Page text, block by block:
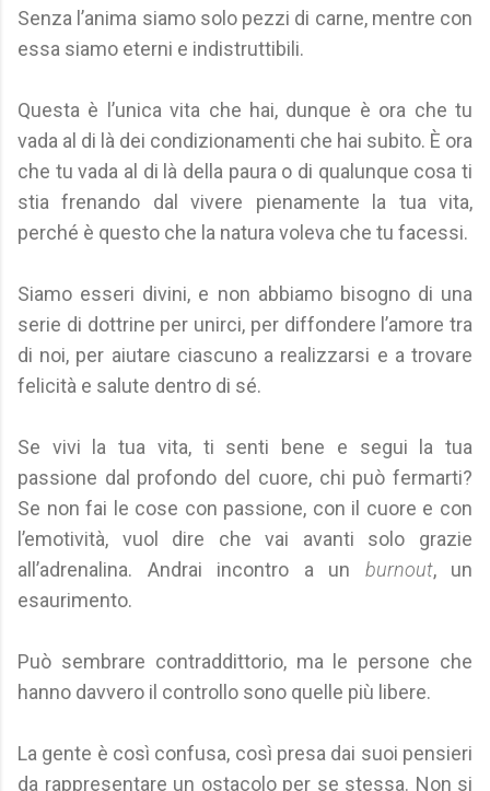
Senza l’anima siamo solo pezzi di carne, mentre con
essa siamo eterni e indistruttibili.
Questa è l’unica vita che hai, dunque è ora che tu
vada al di là dei condizionamenti che hai subito. È ora
che tu vada al di là della paura o di qualunque cosa ti
stia frenando dal vivere pienamente la tua vita,
perché è questo che la natura voleva che tu facessi.
Siamo esseri divini, e non abbiamo bisogno di una
serie di dottrine per unirci, per diffondere l’amore tra
di noi, per aiutare ciascuno a realizzarsi e a trovare
felicità e salute dentro di sé.
Se vivi la tua vita, ti senti bene e segui la tua
passione dal profondo del cuore, chi può fermarti?
Se non fai le cose con passione, con il cuore e con
l’emotività, vuol dire che vai avanti solo grazie
all’adrenalina. Andrai incontro a un burnout, un
esaurimento.
Può sembrare contraddittorio, ma le persone che
hanno davvero il controllo sono quelle più libere.
La gente è così confusa, così presa dai suoi pensieri
da rappresentare un ostacolo per se stessa. Non si